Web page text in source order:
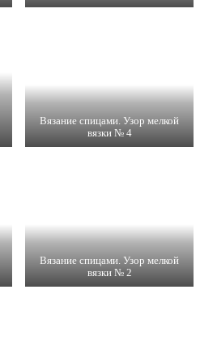
Вязание спицами. Узор мелкой
вязки № 4
Вязание спицами. Узор мелкой
вязки № 2